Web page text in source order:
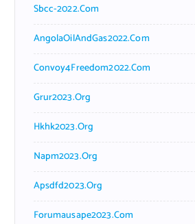
Sbcc-2022.com
AngolaOilAndGas2022.com
Convoy4Freedom2022.com
Grur2023.org
Hkhk2023.org
Napm2023.org
Apsdfd2023.org
Forumausape2023.com